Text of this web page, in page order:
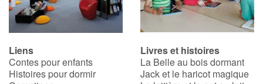
Liens
Contes pour enfants
Histoires pour dormir
Livres et histoires
La Belle au bois dormant
Jack et le haricot magique